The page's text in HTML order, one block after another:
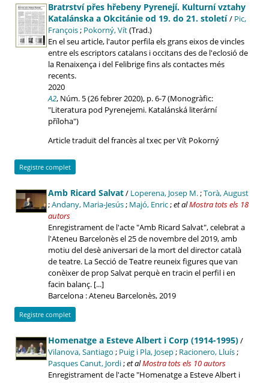
Bratrství přes hřebeny Pyrenejí. Kulturní vztahy
Katalánska a Okcitánie od 19. do 21. století/ Pic,
François; Pokorný, Vít(Trad.)
En el seu article, l'autor perfila els grans eixos de vincles
entre els escriptors catalans i occitans des de l'eclosió de
la Renaixença i del Felibrige fins als contactes més
recents.
2020
A2, Núm. 5 (26 febrer 2020), p. 6-7 (Monogràfic:
"Literatura pod Pyrenejemi. Katalánská literární
příloha")
Article traduït del francès al txec per Vít Pokorný
Registre complet
Amb Ricard Salvat/ Loperena, Josep M.;Torà, August
;Andany, Maria-Jesús; Majó, Enric;et alMostra tots els 18
autors
Enregistrament de l'acte "Amb Ricard Salvat", celebrat a
l'Ateneu Barcelonès el 25 de novembre del 2019, amb
motiu del desè aniversari de la mort del director català
de teatre. La Secció de Teatre reuneix figures que van
conèixer de prop Salvat perquè en tracin el perfil i en
facin balanç. [...]
Barcelona : Ateneu Barcelonès, 2019
Registre complet
Homenatge a Esteve Albert i Corp (1914-1995)/
Vilanova, Santiago ; Puig i Pla, Josep; Racionero, Lluís;
Pasques Canut, Jordi;et alMostra tots els 10 autors
Enregistrament de l'acte "Homenatge a Esteve Albert i